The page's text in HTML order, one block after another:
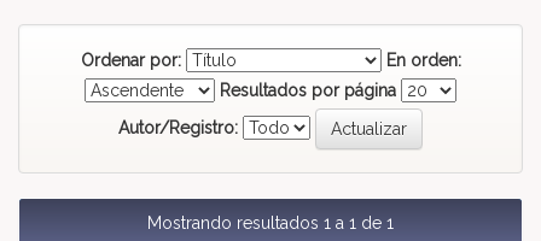
Ordenar por:
En orden:
Resultados por página
Autor/Registro:
Mostrando resultados 1 a 1 de 1